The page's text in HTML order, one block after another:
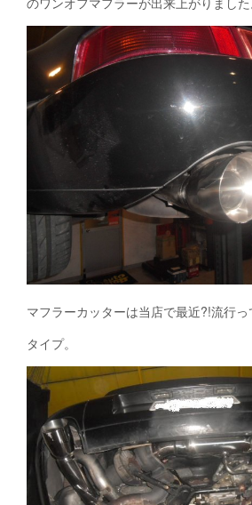
マフラーカッターは当店で最近?!流行
タイプ。